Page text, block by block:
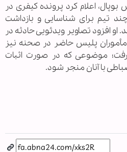
اعلام کرد پرونده کیفری در
تیم برای شناسایی و بازداشت
افزود تصاویر ویدئویی حادثه در
پلیس حاضر در صحنه نیز
موضوعی که در صورت اثبات
با آنان منجر شود.